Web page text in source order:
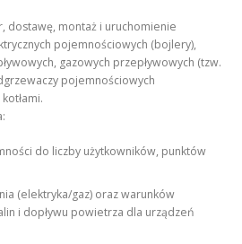
dostawę, montaż i uruchomienie
pojemnościowych (bojlery),
gazowych przepływowych (tzw.
pojemnościowych
do liczby użytkowników, punktów
(elektryka/gaz) oraz warunków
i dopływu powietrza dla urządzeń